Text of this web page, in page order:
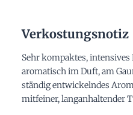
Verkostungsnotiz
Sehr kompaktes,
aromatisch im Duft, am
ständig entwickelndes
mitfeiner, langanhaltender